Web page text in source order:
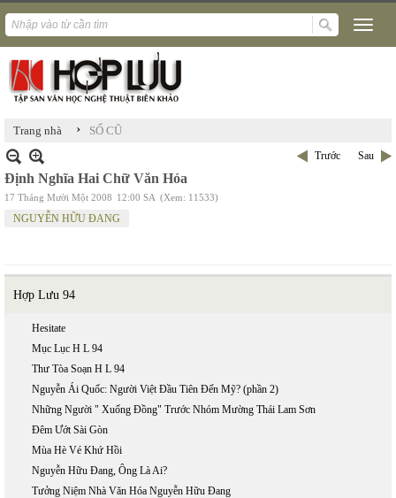
Trang nhà › SỐ CŨ
Trước Sau
Định Nghĩa Hai Chữ Văn Hóa
17 Tháng Mười Một 2008 12:00 SA (Xem: 11533)
NGUYỄN HỮU ĐANG
Hợp Lưu 94
Hesitate
Mục Lục H L 94
Thư Tòa Soạn H L 94
Nguyễn Ái Quốc: Người Việt Đầu Tiên Đến Mỹ? (phần 2)
Những Người " Xuống Đồng" Trước Nhóm Mường Thái Lam Sơn
Đêm Ướt Sài Gòn
Mùa Hè Vé Khứ Hồi
Nguyễn Hữu Đang, Ông Là Ai?
Tưởng Niệm Nhà Văn Hóa Nguyễn Hữu Đang